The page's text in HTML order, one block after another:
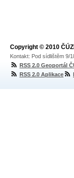
Copyright © 2010
Kontakt: Pod sídlištěm 9/
RSS 2.0 Geoportál
RSS 2.0 Aplikace